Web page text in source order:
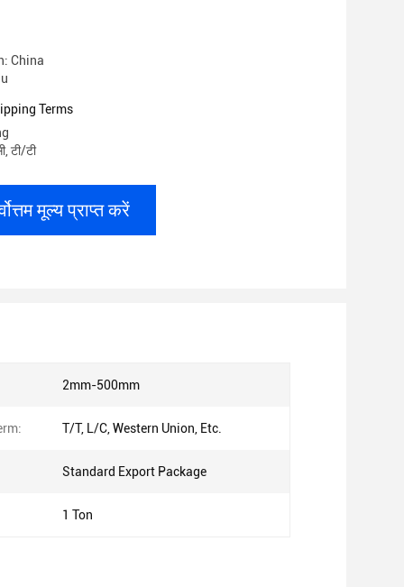
China
Terms
टी/टी
मूल्य प्राप्त करें
2mm-500mm
T/T, L/C, Western Union, Etc.
Standard Export Package
1 Ton